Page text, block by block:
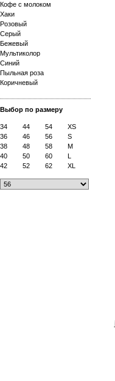
Кофе с молоком
Хаки
Розовый
Серый
Бежевый
Мультиколор
Синий
Пыльная роза
Коричневый
Выбор по размеру
34 44 54
XS
36
46 56
S
38
48 58
M
40
50 60
L
42
52 62 XL